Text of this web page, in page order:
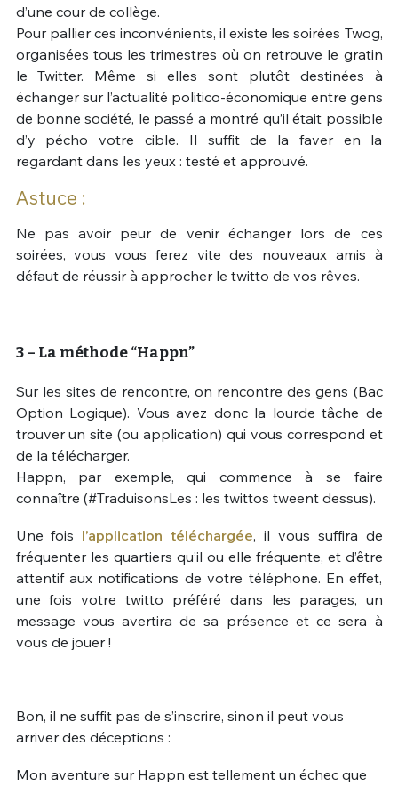
d’une cour de collège.
Pour pallier ces inconvénients, il existe les soirées Twog,
organisées tous les trimestres où on retrouve le gratin
le Twitter. Même si elles sont plutôt destinées à
échanger sur l’actualité politico-économique entre gens
de bonne société, le passé a montré qu’il était possible
d’y pécho votre cible. Il suffit de la faver en la
regardant dans les yeux : testé et approuvé.
Astuce :
Ne pas avoir peur de venir échanger lors de ces
soirées, vous vous ferez vite des nouveaux amis à
défaut de réussir à approcher le twitto de vos rêves.
3 – La méthode “Happn”
Sur les sites de rencontre, on rencontre des gens (Bac
Option Logique). Vous avez donc la lourde tâche de
trouver un site (ou application) qui vous correspond et
de la télécharger.
Happn, par exemple, qui commence à se faire
connaître (#TraduisonsLes : les twittos tweent dessus).
Une fois l’application téléchargée, il vous suffira de
fréquenter les quartiers qu’il ou elle fréquente, et d’être
attentif aux notifications de votre téléphone. En effet,
une fois votre twitto préféré dans les parages, un
message vous avertira de sa présence et ce sera à
vous de jouer !
Bon, il ne suffit pas de s’inscrire, sinon il peut vous
arriver des déceptions :
Mon aventure sur Happn est tellement un échec que